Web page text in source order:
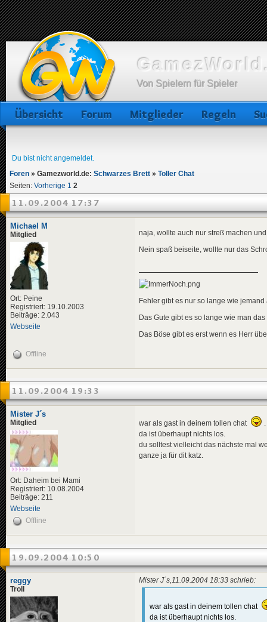
Von Spielern für Spieler
Übersicht Forum Mitglieder Regeln
Du bist nicht angemeldet.
Foren » Gamezworld.de: Schwarzes Brett » Toller Chat
Seiten: Vorherige 1 2
11.09.2004 17:37
Michael M
Mitglied
Ort: Peine
Registriert: 19.10.2003
Beiträge: 2.043
Webseite
naja, wollte auch nur streß machen
Nein spaß beiseite, wollte nur das
Fehler gibt es nur so lange wie jemand
Das Gute gibt es so lange wie man
Das Böse gibt es erst wenn es Herr
Offline
11.09.2004 19:33
Mister J´s
Mitglied
Ort: Daheim bei Mami
Registriert: 10.08.2004
Beiträge: 211
Webseite
war als gast in deinem tollen chat
da ist überhaupt nichts los.
du solltest vielleicht das nächste mal
ganze ja für dit katz.
Offline
19.09.2004 10:50
reggy
Troll
Mister J´s,11.09.2004 18:33 schrieb:
war als gast in deinem tollen chat
da ist überhaupt nichts los.